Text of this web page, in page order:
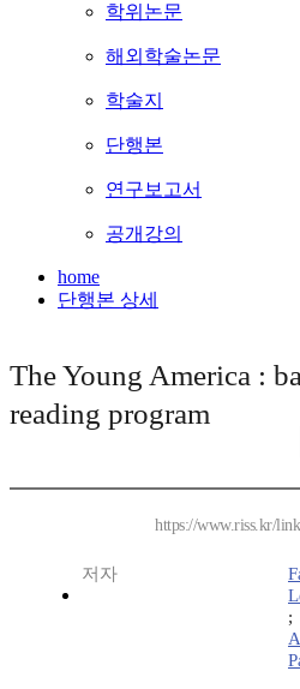
학위논문
해외학술논문
학술지
단행본
연구보고서
공개강의
home
단행본 상세
The Young America :
reading program
https://www.riss.kr/
저자
;